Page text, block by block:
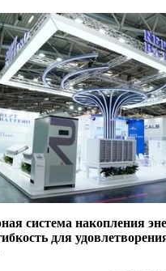
система накопления
для